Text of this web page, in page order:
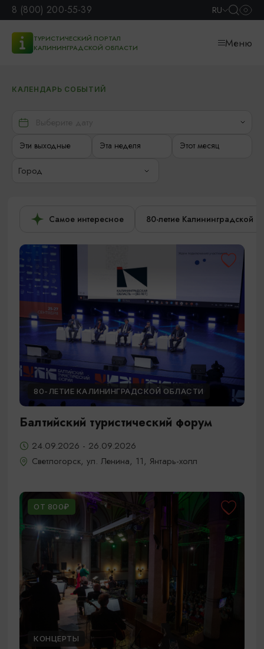
8 (800) 200-55-39 RU
ТУРИСТИЧЕСКИЙ ПОРТАЛ
КАЛИНИНГРАДСКОЙ ОБЛАСТИ
Меню
КАЛЕНДАРЬ СОБЫТИЙ
Эти выходные Эта неделя Этот месяц
Город
Самое интересное 80-летие Калининградской
80-ЛЕТИЕ КАЛИНИНГРАДСКОЙ ОБЛАСТИ
Балтийский туристический форум
24.09.2026 - 26.09.2026
Светлогорск, ул. Ленина, 11, Янтарь-холл
ОТ 800₽
КОНЦЕРТЫ